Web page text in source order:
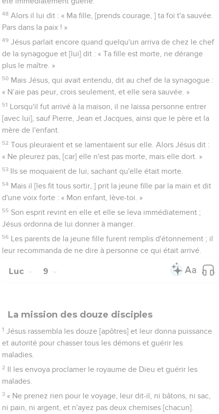
48 Alors il lui dit : « Ma fille, [prends courage, ] ta foi t'a sauvée.
Pars dans la paix ! »
49 Jésus parlait encore quand quelqu'un arriva de chez le chef
de la synagogue et [lui] dit : « Ta fille est morte, ne dérange
plus le maître. »
50 Mais Jésus, qui avait entendu, dit au chef de la synagogue :
« N’aie pas peur, crois seulement, et elle sera sauvée. »
51 Lorsqu'il fut arrivé à la maison, il ne laissa personne entrer
[avec lui], sauf Pierre, Jean et Jacques, ainsi que le père et la
mère de l'enfant.
52 Tous pleuraient et se lamentaient sur elle. Alors Jésus dit :
« Ne pleurez pas, [car] elle n'est pas morte, mais elle dort. »
53 Ils se moquaient de lui, sachant qu'elle était morte.
54 Mais il [les fit tous sortir, ] prit la jeune fille par la main et dit
d'une voix forte : « Mon enfant, lève-toi. »
55 Son esprit revint en elle et elle se leva immédiatement ;
Jésus ordonna de lui donner à manger.
56 Les parents de la jeune fille furent remplis d'étonnement ; il
leur recommanda de ne dire à personne ce qui était arrivé.
Luc 9
La mission des douze disciples
1 Jésus rassembla les douze [apôtres] et leur donna puissance
et autorité pour chasser tous les démons et guérir les
maladies.
2 Il les envoya proclamer le royaume de Dieu et guérir les
malades.
3 « Ne prenez rien pour le voyage, leur dit-il, ni bâtons, ni sac,
ni pain, ni argent, et n'ayez pas deux chemises [chacun].